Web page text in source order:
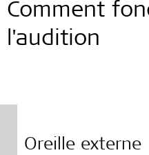
Comment
l'audition
Oreille externe